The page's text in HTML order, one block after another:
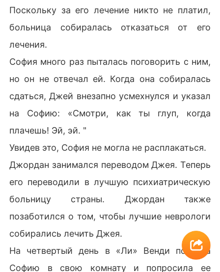
Поскольку за его лечение никто не платил,
больница собиралась отказаться от его
лечения.
София много раз пыталась поговорить с ним,
но он не отвечал ей. Когда она собиралась
сдаться, Джей внезапно усмехнулся и указал
на Софию: «Смотри, как ты глуп, когда
плачешь! Эй, эй. "
Увидев это, София не могла не расплакаться.
Джордан занимался переводом Джея. Теперь
его переводили в лучшую психиатрическую
больницу страны. Джордан также
позаботился о том, чтобы лучшие неврологи
собирались лечить Джея.
На четвертый день в «Ли» Венди позвала
Софию в свою комнату и попросила ее